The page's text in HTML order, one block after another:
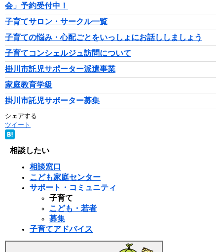
会」予約受付中！
子育てサロン・サークル一覧
子育ての悩み・心配ごとをいっしょにお話ししましょう
子育てコンシェルジュ訪問について
掛川市託児サポーター派遣事業
家庭教育学級
掛川市託児サポーター募集
シェアする
ツイート
相談したい
相談窓口
こども家庭センター
サポート・コミュニティ
子育て
こども・若者
募集
子育てアドバイス